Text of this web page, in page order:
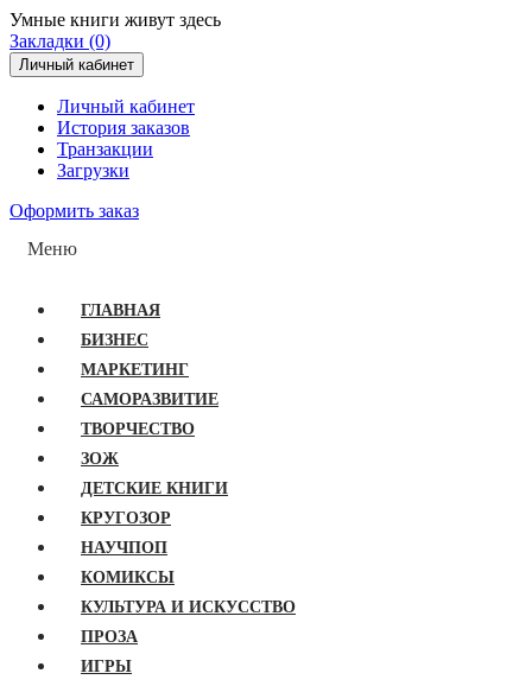
Умные книги живут здесь
Закладки (0)
Личный кабинет
Личный кабинет
История заказов
Транзакции
Загрузки
Оформить заказ
Меню
ГЛАВНАЯ
БИЗНЕС
МАРКЕТИНГ
САМОРАЗВИТИЕ
ТВОРЧЕСТВО
ЗОЖ
ДЕТСКИЕ КНИГИ
КРУГОЗОР
НАУЧПОП
КОМИКСЫ
КУЛЬТУРА И ИСКУССТВО
ПРОЗА
ИГРЫ